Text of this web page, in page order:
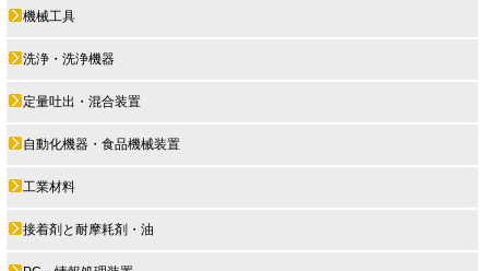
機械工具
洗浄・洗浄機器
定量吐出・混合装置
自動化機器・食品機械装置
工業材料
接着剤と耐摩耗剤・油